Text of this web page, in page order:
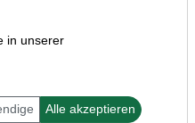
in unserer
Alle akzeptieren